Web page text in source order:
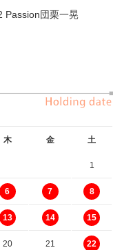
団栗一晃
木 金 土
1
6 7 8
13 14 15
20 21 22